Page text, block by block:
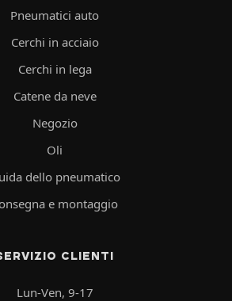
Pneumatici auto
Cerchi in acciaio
Cerchi in lega
Catene da neve
Negozio
Oli
dello pneumatico
e montaggio
CLIENTI
Lun-Ven, 9-17